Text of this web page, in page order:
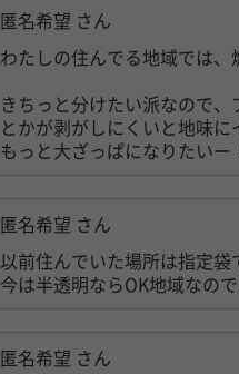
匿名希望 さん
わたしの住んでる地域では
きちっと分けたい派なので
とかが剥がしにくいと地味に
もっと大ざっぱになりたいー
匿名希望 さん
以前住んでいた場所は指定袋
今は半透明ならOK地域なの
匿名希望 さん